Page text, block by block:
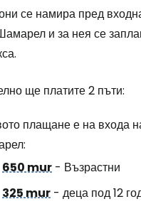
се намира пред
и за нея се
ще платите 2 пъти:
плащане е на входа
650 mur - Възрастни
325 mur - деца под 12